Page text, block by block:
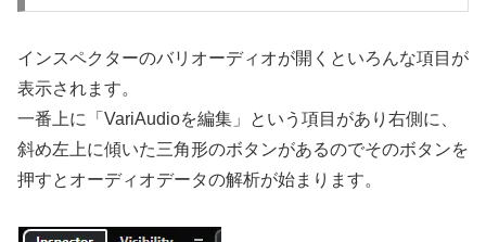
インスペクターのバリオーディオが開くといろんな項目が
表示されます。
一番上に「VariAudioを編集」という項目があり右側に、
斜め左上に傾いた三角形のボタンがあるのでそのボタンを
押すとオーディオデータの解析が始まります。